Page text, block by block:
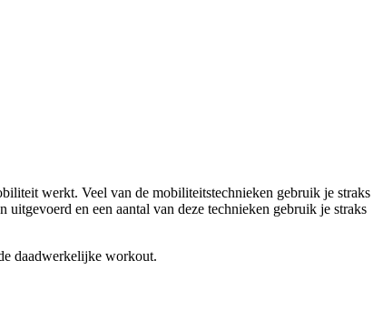
werkt. Veel van de mobiliteitstechnieken gebruik je straks
en een aantal van deze technieken gebruik je straks
daadwerkelijke workout.